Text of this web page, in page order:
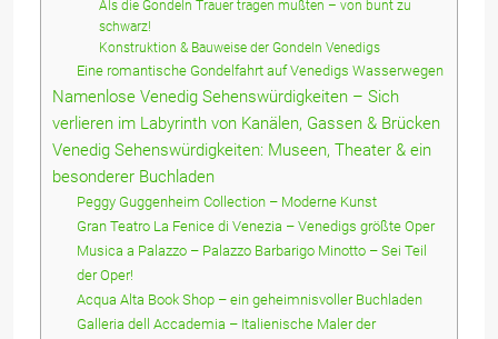
Als die Gondeln Trauer tragen mußten – von bunt zu
schwarz!
Konstruktion & Bauweise der Gondeln Venedigs
Eine romantische Gondelfahrt auf Venedigs Wasserwegen
Namenlose Venedig Sehenswürdigkeiten – Sich
verlieren im Labyrinth von Kanälen, Gassen & Brücken
Venedig Sehenswürdigkeiten: Museen, Theater & ein
besonderer Buchladen
Peggy Guggenheim Collection – Moderne Kunst
Gran Teatro La Fenice di Venezia – Venedigs größte Oper
Musica a Palazzo – Palazzo Barbarigo Minotto – Sei Teil
der Oper!
Acqua Alta Book Shop – ein geheimnisvoller Buchladen
Galleria dell Accademia – Italienische Maler der